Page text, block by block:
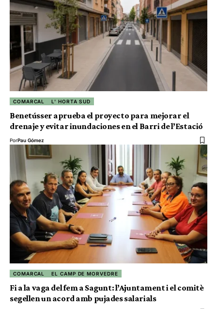
COMARCAL L' HORTA SUD
Benetússer aprueba el proyecto para mejorar el
drenaje y evitar inundaciones en el Barri de l’Estació
PorPau Gómez
COMARCAL EL CAMP DE MORVEDRE
Fi a la vaga del fem a Sagunt: l’Ajuntament i el comitè
segellen un acord amb pujades salarials